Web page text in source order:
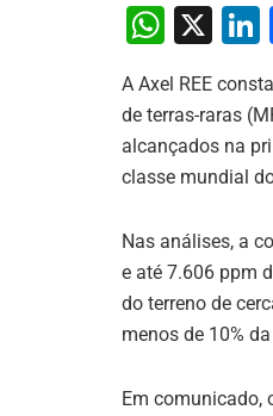
W
at
s
A
p
X
A Axel REE
de terras-raras
alcançados na
classe mundial
Nas análises, a
e até 7.606 ppm
do terreno de
menos de 10%
Em comunicado,